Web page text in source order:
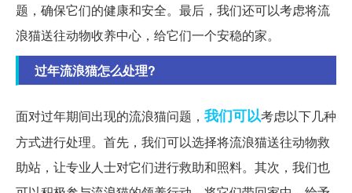
题，确保它们的健康和安全。最后，我们还可以考虑将流
浪猫送往动物收养中心，给它们一个安稳的家。
过年流浪猫怎么处理?
面对过年期间出现的流浪猫问题， 我们可以考虑以下几种
方式进行处理。首先，我们可以选择将流浪猫送往动物救
助站，让专业人士对它们进行救助和照料。其次，我们也